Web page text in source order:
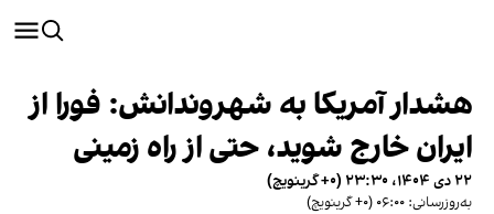
هشدار آمریکا به شهروندانش: فورا از
ایران خارج شوید، حتی از راه زمینی
۲۲ دی ۱۴۰۴، ۲۳:۳۰ (‎+۰ گرینویچ)
به‌روزرسانی: ۰۶:۰۰ (‎+۰ گرینویچ)